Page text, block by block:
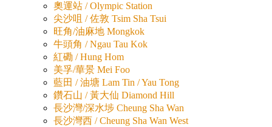
奧運站 / Olympic Station
尖沙咀 / 佐敦 Tsim Sha Tsui
旺角/油麻地 Mongkok
牛頭角 / Ngau Tau Kok
紅磡 / Hung Hom
美孚/華景 Mei Foo
藍田 / 油塘 Lam Tin / Yau Tong
鑽石山 / 黃大仙 Diamond Hill
長沙灣/深水埗 Cheung Sha Wan
長沙灣西 / Cheung Sha Wan West